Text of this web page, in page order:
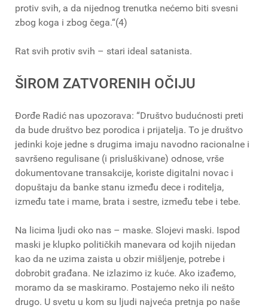
protiv svih, a da nijednog trenutka nećemo biti svesni
zbog koga i zbog čega.“(4)
Rat svih protiv svih – stari ideal satanista.
ŠIROM ZATVORENIH OČIJU
Đorđe Radić nas upozorava: “Društvo budućnosti preti
da bude društvo bez porodica i prijatelja. To je društvo
jedinki koje jedne s drugima imaju navodno racionalne i
savršeno regulisane (i prisluškivane) odnose, vrše
dokumentovane transakcije, koriste digitalni novac i
dopuštaju da banke stanu između dece i roditelja,
između tate i mame, brata i sestre, između tebe i tebe.
Na licima ljudi oko nas – maske. Slojevi maski. Ispod
maski je klupko političkih manevara od kojih nijedan
kao da ne uzima zaista u obzir mišljenje, potrebe i
dobrobit građana. Ne izlazimo iz kuće. Ako izađemo,
moramo da se maskiramo. Postajemo neko ili nešto
drugo. U svetu u kom su ljudi najveća pretnja po naše